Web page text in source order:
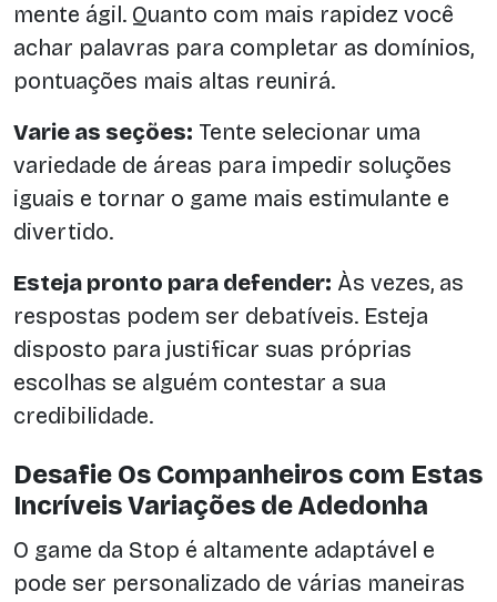
mente ágil. Quanto com mais rapidez você
achar palavras para completar as domínios,
pontuações mais altas reunirá.
Varie as seções: Tente selecionar uma
variedade de áreas para impedir soluções
iguais e tornar o game mais estimulante e
divertido.
Esteja pronto para defender: Às vezes, as
respostas podem ser debatíveis. Esteja
disposto para justificar suas próprias
escolhas se alguém contestar a sua
credibilidade.
Desafie Os Companheiros com Estas
Incríveis Variações de Adedonha
O game da Stop é altamente adaptável e
pode ser personalizado de várias maneiras